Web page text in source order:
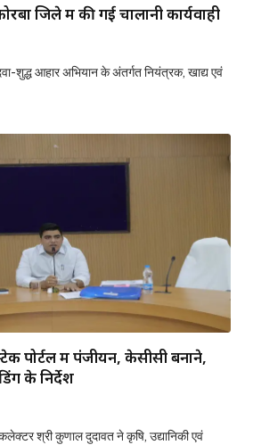
जिले में की गई चालानी कार्यवाही
शुद्ध आहार अभियान के अंतर्गत नियंत्रक, खाद्य एवं
पोर्टल में पंजीयन, केसीसी बनाने,
के निर्देश
श्री कुणाल दुदावत ने कृषि, उद्यानिकी एवं